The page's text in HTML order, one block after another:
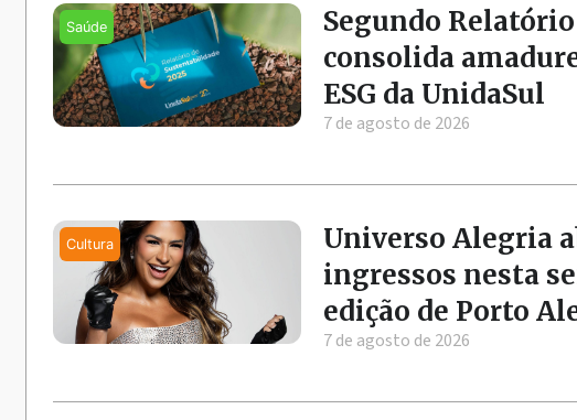
Segundo
consolida
ESG da UnidaSul
7 de agosto de 2026
Universo Alegria
ingressos nesta
edição de Porto
7 de agosto de 2026